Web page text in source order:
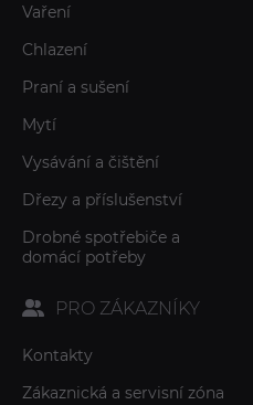
Vaření
Chlazení
Praní a sušení
Mytí
Vysávání a čištění
Dřezy a příslušenství
Drobné spotřebiče a
domácí potřeby
PRO ZÁKAZNÍKY
Kontakty
Zákaznická a servisní zóna